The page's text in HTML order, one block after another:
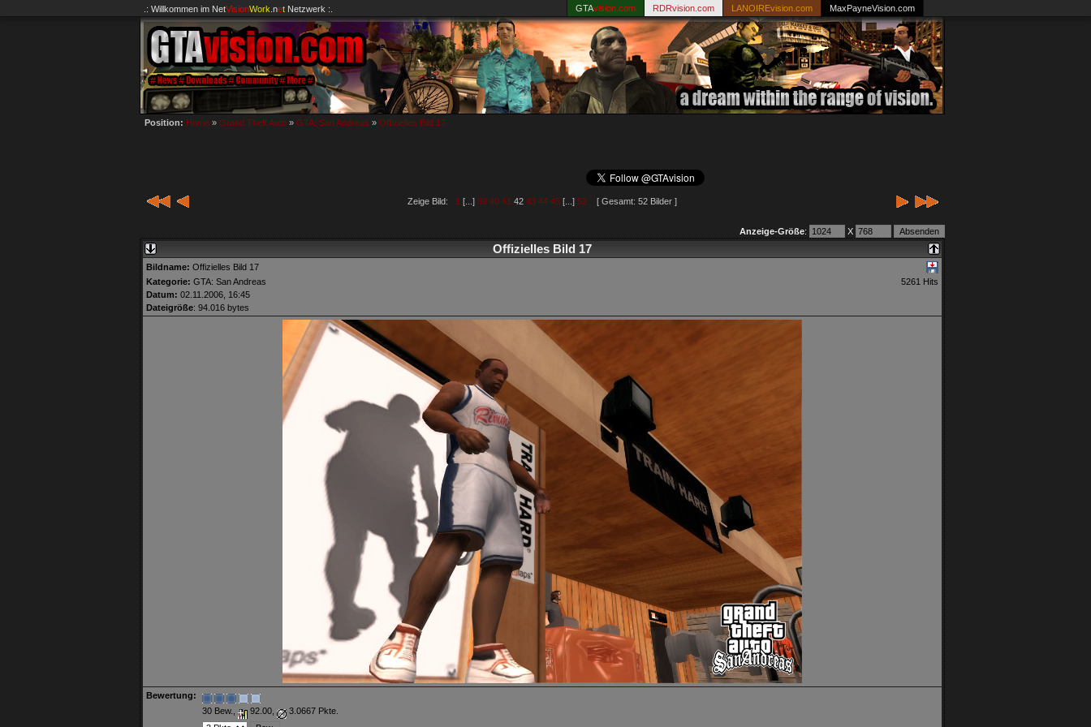
.: Willkommen im NetVisionWork .net Netzwerk :. GTAvision.com RDRvision.com LANOIREvision.com MaxPayneVision.com
Position: Home » Grand Theft Auto » GTA: San Andreas » Offizielles Bild 17
Zeige Bild: 1 [...] 39 40 41 42 43 44 45 [...] 52 [ Gesamt: 52 Bilder ]
Anzeige-Größe: X
Offizielles Bild 17
Bildname: Offizielles Bild 17
Kategorie: GTA: San Andreas
5261 Hits
Datum: 02.11.2006, 16:45
Dateigröße: 94.016 bytes
Bewertung:
30 Bew.,
92.00, 3.0667 Pkte.